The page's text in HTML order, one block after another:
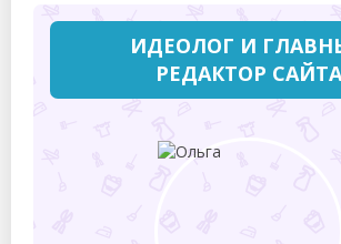
ИДЕОЛОГ И
РЕДАКТОР САЙТА